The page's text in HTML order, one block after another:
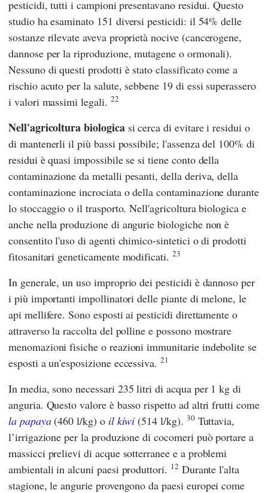
pesticidi, tutti i campioni presentavano residui. Questo
studio ha esaminato 151 diversi pesticidi: il 54% delle
sostanze rilevate aveva proprietà nocive (cancerogene,
dannose per la riproduzione, mutagene o ormonali).
Nessuno di questi prodotti è stato classificato come a
rischio acuto per la salute, sebbene 19 di essi superassero
i valori massimi legali. 22
Nell'agricoltura biologicasi cerca di evitare i residui o
di mantenerli il più bassi possibile; l'assenza del 100% di
residui è quasi impossibile se si tiene conto della
contaminazione da metalli pesanti, della deriva, della
contaminazione incrociata o della contaminazione durante
lo stoccaggio o il trasporto. Nell'agricoltura biologica e
anche nella produzione di angurie biologiche non è
consentito l'uso di agenti chimico-sintetici o di prodotti
fitosanitari geneticamente modificati. 23
In generale, un uso improprio dei pesticidi è dannoso per
i più importanti impollinatori delle piante di melone, le
api mellifere. Sono esposti ai pesticidi direttamente o
attraverso la raccolta del polline e possono mostrare
menomazioni fisiche o reazioni immunitarie indebolite se
esposti a un'esposizione eccessiva.21
In media, sono necessari 235 litri di acqua per 1 kg di
anguria. Questo valore è basso rispetto ad altri frutti come
la papaya(460 l/kg) o il kiwi (514 l/kg). 30Tuttavia,
l’irrigazione per la produzione di cocomeri può portare a
massicci prelievi di acque sotterranee e a problemi
ambientali in alcuni paesi produttori. 12 Durante l'alta
stagione, le angurie provengono da paesi europei come